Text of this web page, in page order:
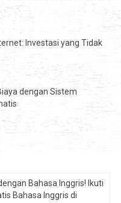
Investasi yang Tidak
dengan Sistem
Bahasa Inggris! Ikuti
Bahasa Inggris di